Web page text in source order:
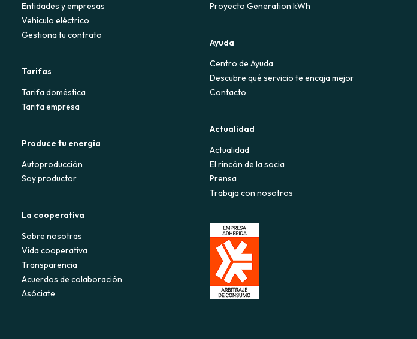
Entidades y empresas
Vehículo eléctrico
Gestiona tu contrato
Tarifas
Tarifa doméstica
Tarifa empresa
Produce tu energía
Autoproducción
Soy productor
La cooperativa
Sobre nosotras
Vida cooperativa
Transparencia
Acuerdos de colaboración
Asóciate
Proyecto Generation kWh
Ayuda
Centro de Ayuda
Descubre qué servicio te encaja mejor
Contacto
Actualidad
Actualidad
El rincón de la socia
Prensa
Trabaja con nosotros